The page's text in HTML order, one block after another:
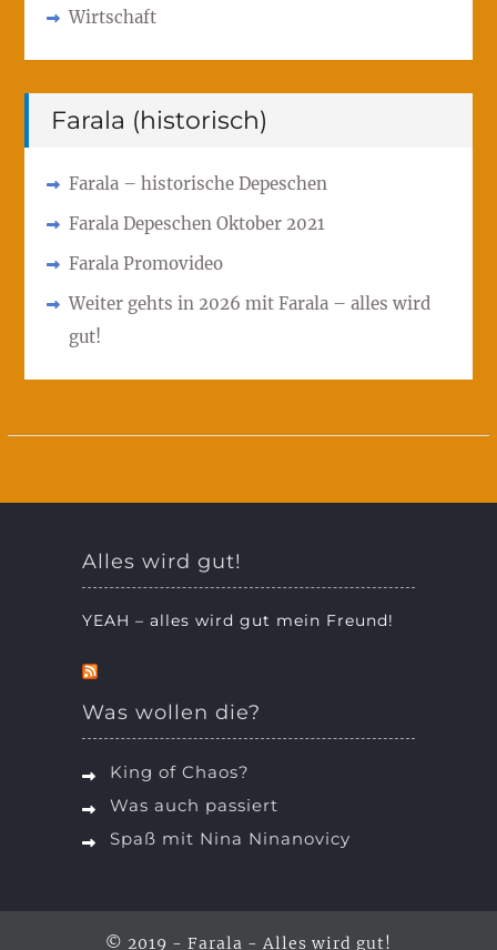
Wirtschaft
Farala (historisch)
Farala – historische Depeschen
Farala Depeschen Oktober 2021
Farala Promovideo
Weiter gehts in 2026 mit Farala – alles wird
gut!
Alles wird gut!
YEAH – alles wird gut mein Freund!
Was wollen die?
King of Chaos?
Was auch passiert
Spaß mit Nina Ninanovicy
© 2019 - Farala - Alles wird gut!